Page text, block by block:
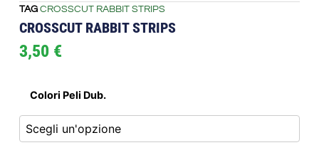
TAG CROSSCUT RABBIT STRIPS
CROSSCUT RABBIT STRIPS
3,50 €
Colori Peli Dub.